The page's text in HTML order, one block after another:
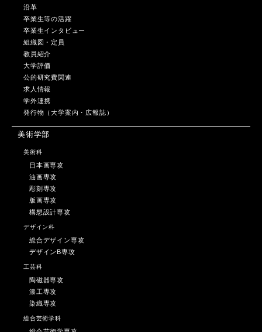
沿革
卒業生等の活躍
卒業生インタビュー
組織図・定員
教員紹介
大学評価
公的研究費関連
求人情報
学外連携
発行物（大学案内・広報誌）
美術学部
美術科
日本画専攻
油画専攻
彫刻専攻
版画専攻
構想設計専攻
デザイン科
総合デザイン専攻
デザインB専攻
工芸科
陶磁器専攻
漆工専攻
染織専攻
総合芸術学科